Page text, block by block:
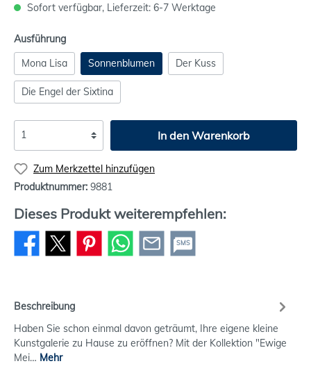
Sofort verfügbar, Lieferzeit: 6-7 Werktage
Ausführung
Mona Lisa
Sonnenblumen Der Kuss
Die Engel der Sixtina
In den Warenkorb
Zum Merkzettel hinzufügen
Produktnummer: 9881
Dieses Produkt weiterempfehlen:
SMS
Beschreibung
Haben Sie schon einmal davon geträumt, Ihre eigene kleine
Kunstgalerie zu Hause zu eröffnen? Mit der Kollektion "Ewige
Mei… Mehr